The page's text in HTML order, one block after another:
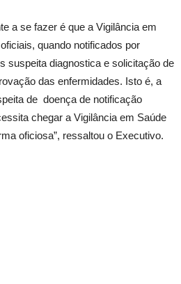
a se fazer é que a Vigilância em
quando notificados por
suspeita diagnostica e solicitação de
das enfermidades. Isto é, a
de doença de notificação
chegar a Vigilância em Saúde
oficiosa”, ressaltou o Executivo.